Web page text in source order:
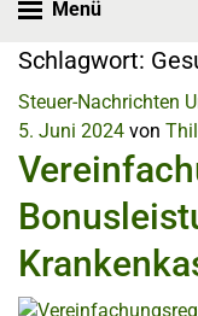
Menü
Schlagwort:
Steuer-Nachrichten
5. Juni 2024 von